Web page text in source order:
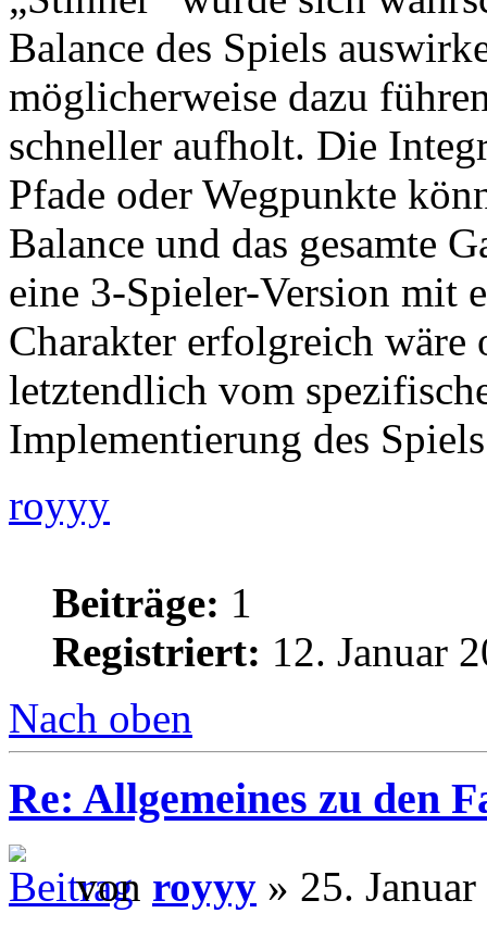
Balance des Spiels
möglicherweise dazu
schneller aufholt. Die
Pfade oder Wegpunkte
Balance und das gesamte
eine 3-Spieler-Version mit
Charakter erfolgreich wäre
letztendlich vom
Implementierung des
royyy
Beiträge: 1
Registriert: 12. Januar
Nach oben
Re: Allgemeines zu den
von royyy » 25.